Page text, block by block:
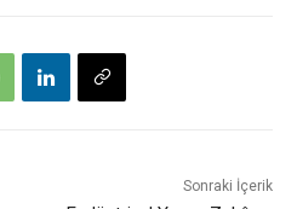
Sonraki İçerik